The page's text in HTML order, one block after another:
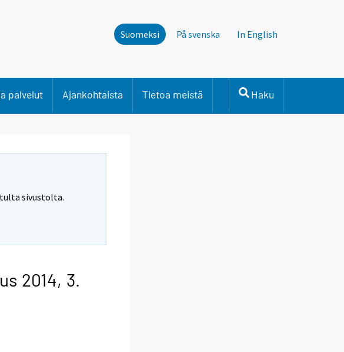
Suomeksi På svenska In English
palvelut Ajankohtaista Tietoa meistä Haku
sivustolta.
2014, 3.